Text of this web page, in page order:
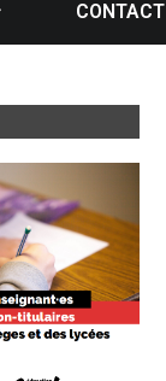
CONTACT